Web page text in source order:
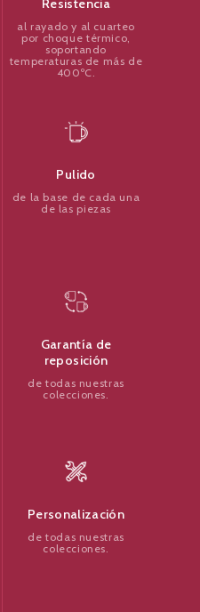
Resistencia
al rayado y al cuarteo
por choque térmico,
soportando
temperaturas de más de
400ºC.
Pulido
de la base de cada una
de las piezas
Garantía de
reposición
de todas nuestras
colecciones.
Personalización
de todas nuestras
colecciones.